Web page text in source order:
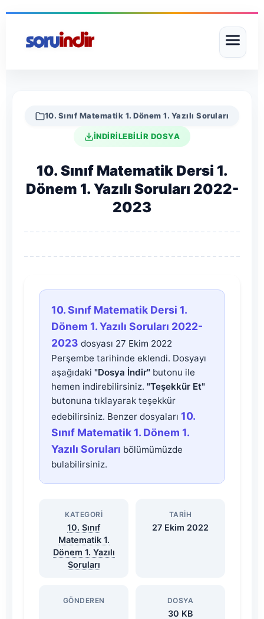
10. Sınıf Matematik 1. Dönem 1. Yazılı Soruları
İNDİRİLEBİLİR DOSYA
10. Sınıf Matematik Dersi 1.
Dönem 1. Yazılı Soruları 2022-
2023
10.
Sınıf
Matematik
Dersi
1.
Dönem
1.
Yazılı
Soruları
2022-
2023
10. Sınıf Matematik Dersi 1.
Dönem 1. Yazılı Soruları 2022-
2023 dosyası 27 Ekim 2022
Perşembe tarihinde eklendi. Dosyayı
aşağıdaki "Dosya İndir" butonu ile
hemen indirebilirsiniz. "Teşekkür Et"
butonuna tıklayarak teşekkür
edebilirsiniz. Benzer dosyaları 10.
Sınıf Matematik 1. Dönem 1.
Yazılı Soruları bölümümüzde
bulabilirsiniz.
KATEGORI
10. Sınıf
Matematik 1.
Dönem 1. Yazılı
Soruları
TARIH
27 Ekim 2022
GÖNDEREN DOSYA
30 KB